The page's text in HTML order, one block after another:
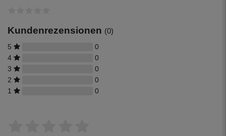
Kundenrezensionen (0)
5
0
4
0
3
0
2
0
1
0